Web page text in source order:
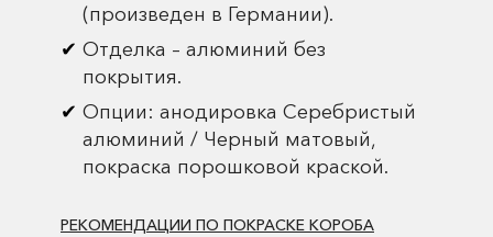
(произведен в Германии).
Отделка – алюминий без
покрытия.
Опции: анодировка Серебристый
алюминий / Черный матовый,
покраска порошковой краской.
РЕКОМЕНДАЦИИ ПО ПОКРАСКЕ КОРОБА